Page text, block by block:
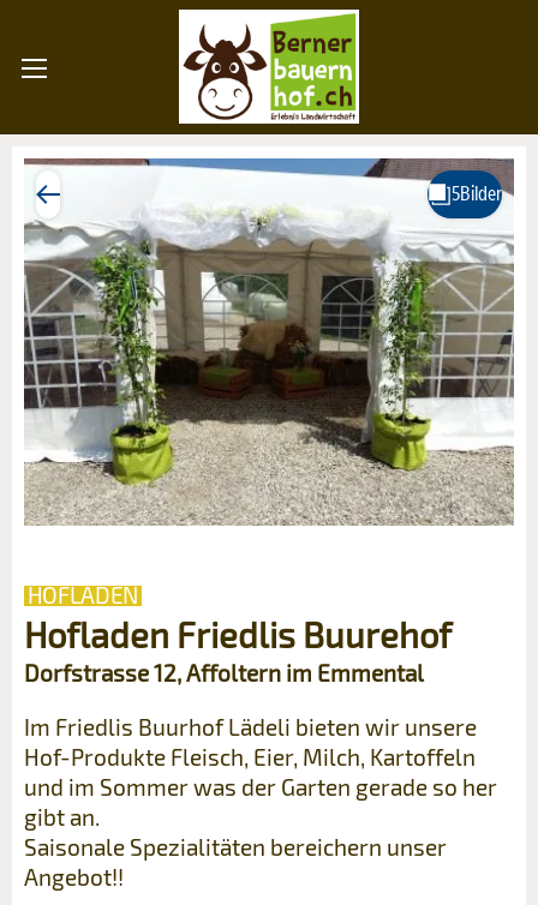
HOFLADEN
Hofladen Friedlis Buurehof
Dorfstrasse 12, Affoltern im Emmental
Im Friedlis Buurhof Lädeli bieten wir unsere
Hof-Produkte Fleisch, Eier, Milch, Kartoffeln
und im Sommer was der Garten gerade so her
gibt an.
Saisonale Spezialitäten bereichern unser
Angebot!!